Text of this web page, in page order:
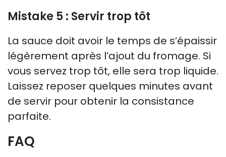
Mistake 5 : Servir trop tôt
La sauce doit avoir le temps de s’épaissir
légèrement après l’ajout du fromage. Si
vous servez trop tôt, elle sera trop liquide.
Laissez reposer quelques minutes avant
de servir pour obtenir la consistance
parfaite.
FAQ